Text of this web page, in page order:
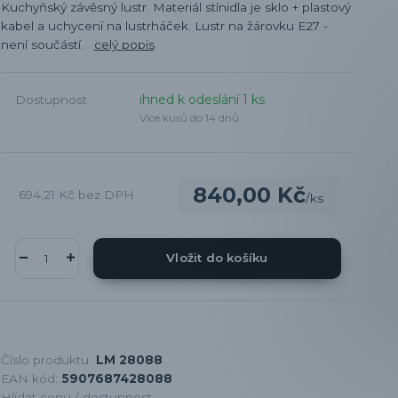
Kuchyňský závěsný lustr. Materiál stínidla je sklo + plastový
kabel a uchycení na lustrháček. Lustr na žárovku E27 -
není součástí. celý popis
Dostupnost ihned k odeslání 1 ks
Více kusů do 14 dnů
840,00 Kč/ks
694,21 Kč bez DPH
Vložit do košíku
Číslo produktu: LM 28088
EAN kód: 5907687428088